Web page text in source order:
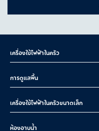
เครื่องใช้ไฟฟ้าในครัว
การดูแลพื้น
เครื่องใช้ไฟฟ้าในครัวขนาดเล็ก
ห้องอาบน้ำ